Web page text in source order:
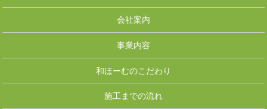
会社案内
事業内容
和ほーむのこだわり
施工までの流れ